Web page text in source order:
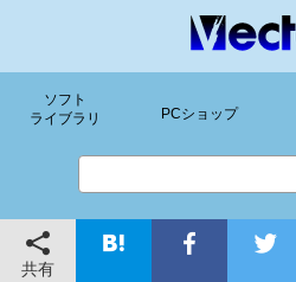
ソフト
ライブラリ
PCショップ
共有